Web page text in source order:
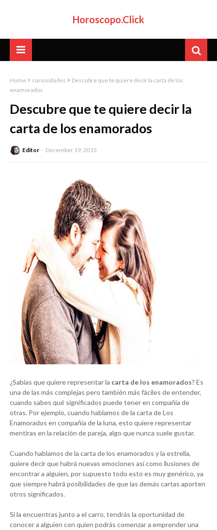
Horoscopo.Click
Home curiosidades
Descubre que te quiere decir la carta de los
enamorados
Descubre que te quiere decir la
carta de los enamorados
Editor December 19, 2015
¿Sabías que quiere representar la carta de los enamorados? Es
una de las más complejas pero también más fáciles de entender,
cuando sabes qué significados puede tener en compañía de
otras. Por ejemplo, cuando hablamos de la carta de Los
Enamorados en compañía de la luna, esto quiere representar
mentiras en la relación de pareja, algo que nunca suele gustar.
Cuando hablamos de la carta de los enamorados y la estrella,
quiere decir que habrá nuevas emociones así como ilusiones de
encontrar a alguien, por supuesto todo esto es muy genérico, ya
que siempre habrá posibilidades de que las demás cartas aporten
otros significados.
Si la encuentras junto a el carro, tendrás la oportunidad de
conocer a alguien con quien podrás comenzar a emprender una